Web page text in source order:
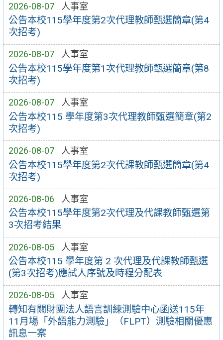
2026-08-07 人事室
公告本校115學年度第2次代理教師甄選簡章(第4
次招考)
2026-08-07 人事室
公告本校115學年度第1次代理教師甄選簡章(第8
次招考)
2026-08-07 人事室
公告本校115 學年度第3次代理教師甄選簡章(第2
次招考)
2026-08-07 人事室
公告本校115學年度第2次代課教師甄選簡章(第4
次招考)
2026-08-06 人事室
公告本校115學年度第2次代理及代課教師甄選第
3次招考結果
2026-08-05 人事室
公告本校115 學年度第 2 次代理及代課教師甄選
(第3次招考)應試人序號及時程分配表
2026-08-05 人事室
轉知有關財團法人語言訓練測驗中心函送115年
11月場「外語能力測驗」（FLPT）測驗相關優惠
訊息一案